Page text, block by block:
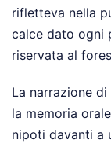
rifletteva nella
calce dato ogni
riservata al
La narrazione
la memoria
nipoti davanti a